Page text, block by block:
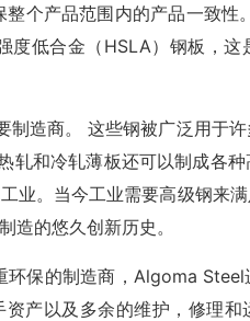
个产品范围内的产品一致性
低合金（HSLA）钢板，这
造商。 这些钢被广泛用于
轧和冷轧薄板还可以制成各
业。当今工业需要高级钢来
造的悠久创新历史。
保的制造商，Algoma
产以及多余的维护，修理